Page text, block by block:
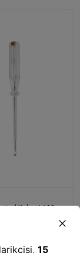
Kalemi 190